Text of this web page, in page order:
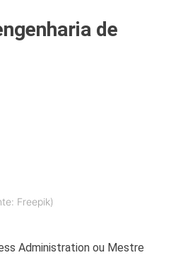
de
Freepik)
Administration ou Mestre